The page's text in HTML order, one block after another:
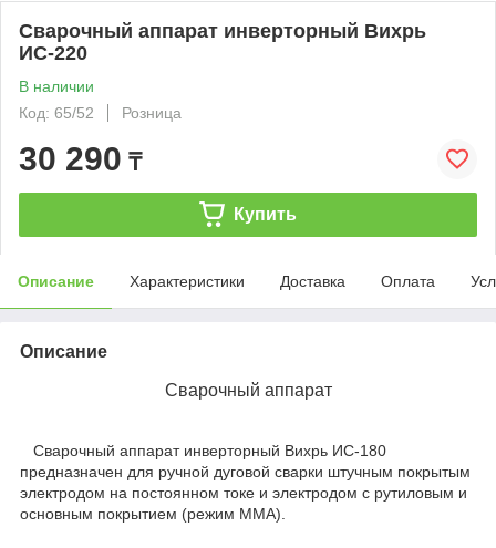
Сварочный аппарат инверторный Вихрь
ИС-220
В наличии
Код: 65/52
Розница
30 290 ₸
Купить
Описание Характеристики Доставка Оплата
Описание
Сварочный аппарат
Сварочный аппарат инверторный Вихрь ИС-180
предназначен для ручной дуговой сварки штучным покрытым
электродом на постоянном токе и электродом с рутиловым и
основным покрытием (режим ММА).